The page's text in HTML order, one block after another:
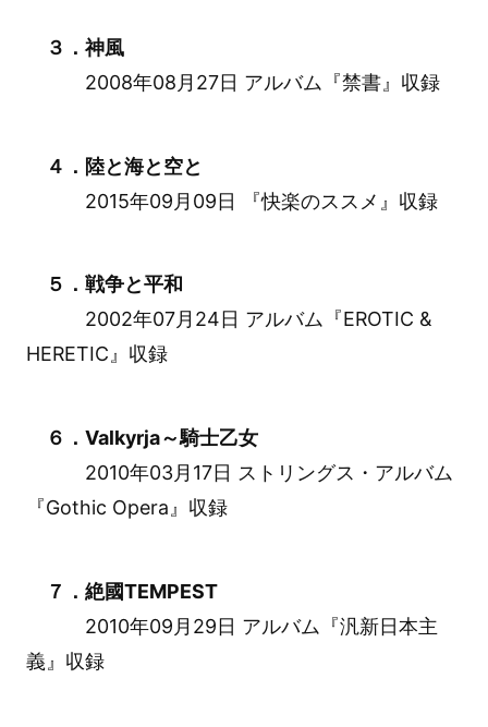
３．神風
2008年08月27日 アルバム『禁書』収録
４．陸と海と空と
2015年09月09日 『快楽のススメ』収録
５．戦争と平和
2002年07月24日 アルバム『EROTIC &
HERETIC』収録
６．Valkyrja～騎士乙女
2010年03月17日 ストリングス・アルバム
『Gothic Opera』収録
７．絶國TEMPEST
2010年09月29日 アルバム『汎新日本主
義』収録